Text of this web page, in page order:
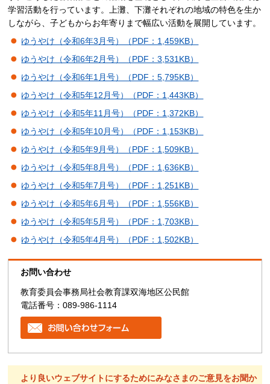
学習活動を行っています。上灘、下灘それぞれの地域の特色を生か
しながら、子どもからお年寄りまで幅広い活動を展開しています。
ゆうやけ（令和6年3月号）（PDF：1,459KB）
ゆうやけ（令和6年2月号）（PDF：3,531KB）
ゆうやけ（令和6年1月号）（PDF：5,795KB）
ゆうやけ（令和5年12月号）（PDF：1,443KB）
ゆうやけ（令和5年11月号）（PDF：1,372KB）
ゆうやけ（令和5年10月号）（PDF：1,153KB）
ゆうやけ（令和5年9月号）（PDF：1,509KB）
ゆうやけ（令和5年8月号）（PDF：1,636KB）
ゆうやけ（令和5年7月号）（PDF：1,251KB）
ゆうやけ（令和5年6月号）（PDF：1,556KB）
ゆうやけ（令和5年5月号）（PDF：1,703KB）
ゆうやけ（令和5年4月号）（PDF：1,502KB）
お問い合わせ
教育委員会事務局社会教育課双海地区公民館
電話番号：089-986-1114
より良いウェブサイトにするためにみなさまのご意見をお聞か